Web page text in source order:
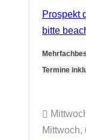
Prospekt
bitte
Termine
Mittwoch,